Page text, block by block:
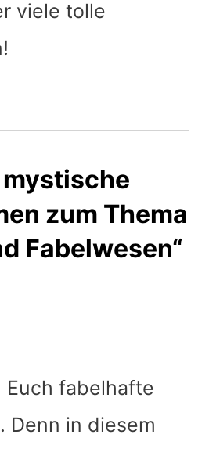
viele tolle
zum Thema
Fabelwesen“
Euch fabelhafte
Denn in diesem